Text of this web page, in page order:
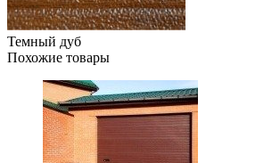
Темный дуб
Похожие товары